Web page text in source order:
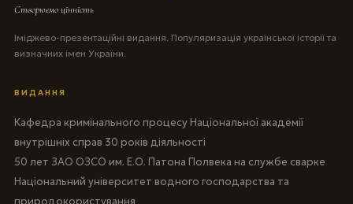
Створюємо цінність
Іміджево-презентаційні видання. Популяризація української історії та
визначних імен України.
ВИДАННЯ
Кафедра кримінального процесу Національної академії
внутрішніх справ 30 років діяльності
50 лет ЗАО ОЗСО им. Е.О. Патона Полвека на службе сварке
Національний університет водного господарства та